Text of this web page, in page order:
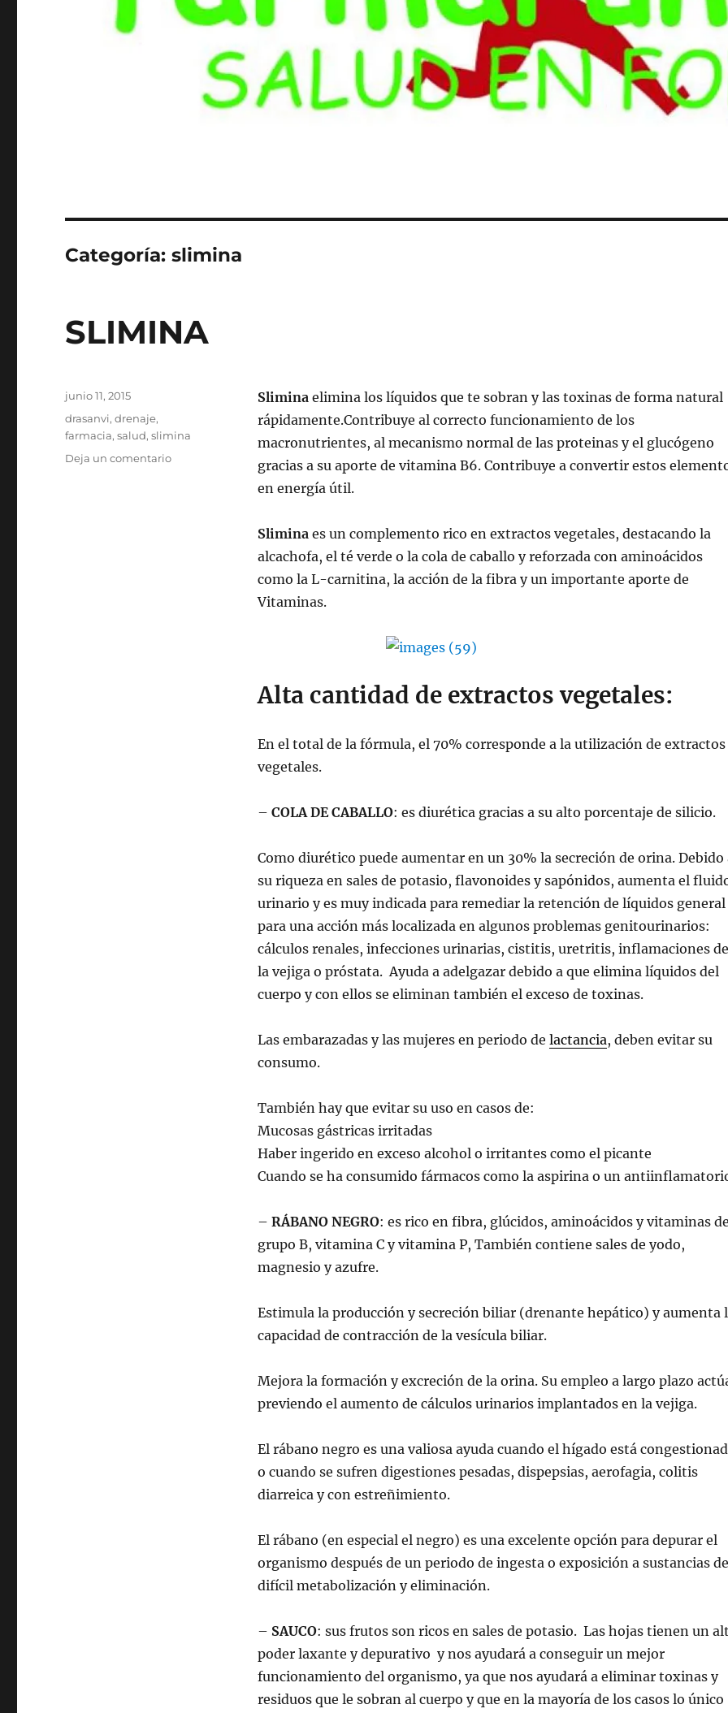
Categoría:slimina
SLIMINA
Slimina elimina los líquidos que te sobran y las toxinas de forma natural
rápidamente.Contribuye al correcto funcionamiento de los
macronutrientes, al mecanismo normal de las proteinas y el glucógeno
gracias a su aporte de vitamina B6. Contribuye a convertir estos
en energía útil.
Sliminaes un complemento rico en extractos vegetales, destacando la
alcachofa, el té verde o la cola de caballo y reforzada con aminoácidos
como la L-carnitina, la acción de la fibra y un importante aporte de
Vitaminas.
Alta cantidad de extractos vegetales:
En el total de la fórmula, el 70% corresponde a la utilización de extractos
vegetales.
– COLA DE CABALLO: es diurética gracias a su alto porcentaje de silicio.
Como diurético puede aumentar en un 30% la secreción de orina. Debido
su riqueza en sales de potasio, flavonoides y sapónidos, aumenta el
urinario y es muy indicada para remediar la retención de líquidos general
para una acción más localizada en algunos problemas genitourinarios:
cálculos renales, infecciones urinarias, cistitis, uretritis, inflamaciones de
la vejiga o próstata. Ayuda a adelgazar debido a que elimina líquidos del
cuerpo y con ellos se eliminan también el exceso de toxinas.
Las embarazadas y las mujeres en periodo de lactancia, deben evitar su
consumo.
También hay que evitar su uso en casos de:
Mucosas gástricas irritadas
Haber ingerido en exceso alcohol o irritantes como el picante
Cuando se ha consumido fármacos como la aspirina o un
– RÁBANO NEGRO: es rico en fibra, glúcidos, aminoácidos y vitaminas
grupo B, vitamina C y vitamina P, También contiene sales de yodo,
magnesio y azufre.
Estimula la producción y secreción biliar (drenante hepático) y aumenta
capacidad de contracción de la vesícula biliar.
Mejora la formación y excreción de la orina. Su empleo a largo plazo
previendo el aumento de cálculos urinarios implantados en la vejiga.
El rábano negro es una valiosa ayuda cuando el hígado está
o cuando se sufren digestiones pesadas, dispepsias, aerofagia, colitis
diarreica y con estreñimiento.
El rábano (en especial el negro) es una excelente opción para depurar el
organismo después de un periodo de ingesta o exposición a sustancias de
difícil metabolización y eliminación.
– SAUCO: sus frutos son ricos en sales de potasio. Las hojas tienen un
poder laxante y depurativo y nos ayudará a conseguir un mejor
funcionamiento del organismo, ya que nos ayudará a eliminar toxinas y
residuos que le sobran al cuerpo y que en la mayoría de los casos lo único
Publicado
el
junio 11, 2015
Categorías
drasanvi,drenaje,
farmacia,salud,slimina
Deja un comentarioen